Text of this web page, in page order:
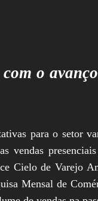
o
para o setor
Cielo de Varejo
Mensal de